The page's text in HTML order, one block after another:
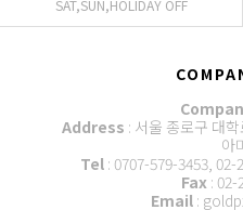
SAT,SUN,HOLIDAY OFF
Address : 서울 종로구 대
아
Tel : 0707-579-3453,
Fax : 02-
Email: